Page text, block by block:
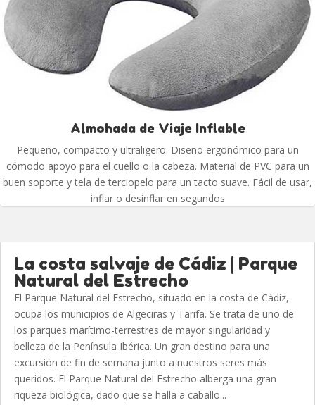
Almohada de Viaje Inflable
Pequeño, compacto y ultraligero. Diseño ergonómico para un
cómodo apoyo para el cuello o la cabeza. Material de PVC para un
buen soporte y tela de terciopelo para un tacto suave. Fácil de usar,
inflar o desinflar en segundos
La costa salvaje de Cádiz | Parque
Natural del Estrecho
El Parque Natural del Estrecho, situado en la costa de Cádiz,
ocupa los municipios de Algeciras y Tarifa. Se trata de uno de
los parques marítimo-terrestres de mayor singularidad y
belleza de la Península Ibérica. Un gran destino para una
excursión de fin de semana junto a nuestros seres más
queridos. El Parque Natural del Estrecho alberga una gran
riqueza biológica, dado que se halla a caballo...